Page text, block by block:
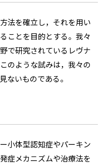
法を確立し，それを用い
ことを目的とする。我々
で研究されているレヴナ
のような試みは，我々の
ないものである。
小体型認知症やパーキン
症メカニズムや治療法を